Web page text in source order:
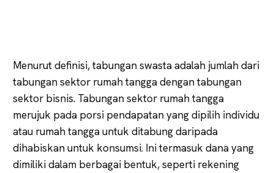
Menurut definisi, tabungan swasta adalah jumlah dari
tabungan sektor rumah tangga dengan tabungan
sektor bisnis. Tabungan sektor rumah tangga
merujuk pada porsi pendapatan yang dipilih individu
atau rumah tangga untuk ditabung daripada
dihabiskan untuk konsumsi. Ini termasuk dana yang
dimiliki dalam berbagai bentuk, seperti rekening